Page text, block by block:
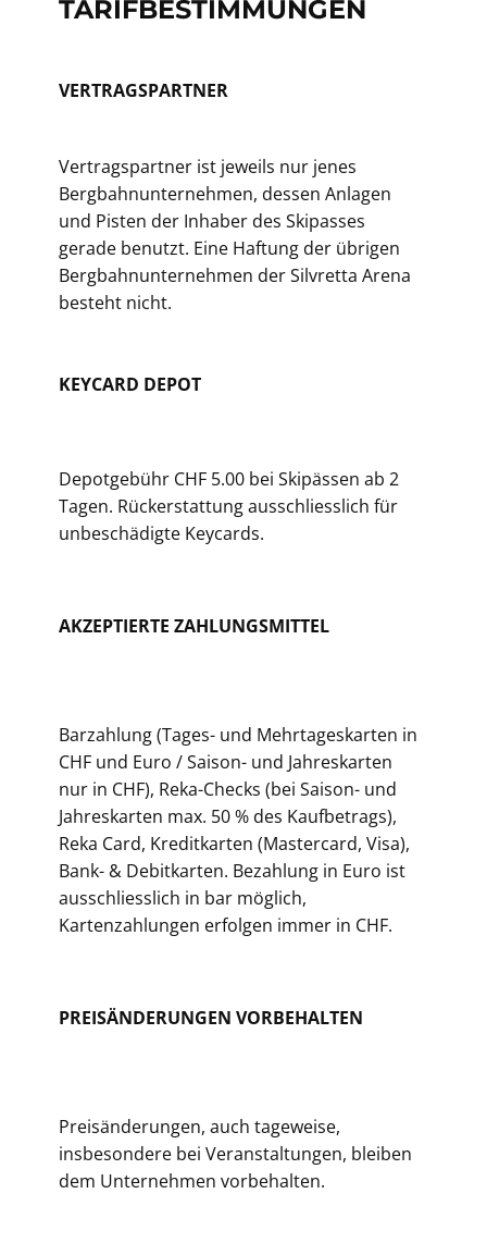
TARIFBESTIMMUNGEN
VERTRAGSPARTNER
Vertragspartner ist jeweils nur jenes
Bergbahnunternehmen, dessen Anlagen
und Pisten der Inhaber des Skipasses
gerade benutzt. Eine Haftung der übrigen
Bergbahnunternehmen der Silvretta Arena
besteht nicht.
KEYCARD DEPOT
Depotgebühr CHF 5.00 bei Skipässen ab 2
Tagen. Rückerstattung ausschliesslich für
unbeschädigte Keycards.
AKZEPTIERTE ZAHLUNGSMITTEL
Barzahlung (Tages- und Mehrtageskarten in
CHF und Euro / Saison- und Jahreskarten
nur in CHF), Reka-Checks (bei Saison- und
Jahreskarten max. 50 % des Kaufbetrags),
Reka Card, Kreditkarten (Mastercard, Visa),
Bank- & Debitkarten. Bezahlung in Euro ist
ausschliesslich in bar möglich,
Kartenzahlungen erfolgen immer in CHF.
PREISÄNDERUNGEN VORBEHALTEN
Preisänderungen, auch tageweise,
insbesondere bei Veranstaltungen, bleiben
dem Unternehmen vorbehalten.